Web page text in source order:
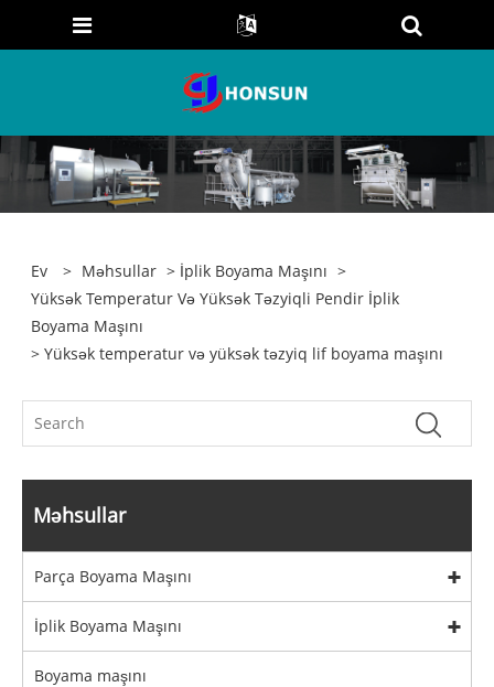
Ev > Məhsullar > İplik Boyama Maşını >
Yüksək Temperatur Və Yüksək Təzyiqli Pendir İplik
Boyama Maşını
> Yüksək temperatur və yüksək təzyiq lif boyama maşını
Məhsullar
Parça Boyama Maşını
İplik Boyama Maşını
Boyama maşını